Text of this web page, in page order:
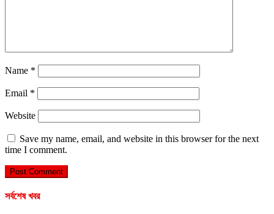
Name *
Email *
Website
Save my name, email, and website in this browser for the next
time I comment.
সর্বশেষ খবর